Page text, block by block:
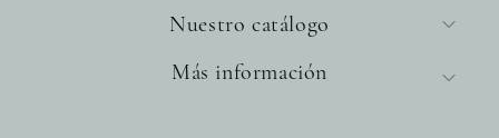
Nuestro catálogo
Más información